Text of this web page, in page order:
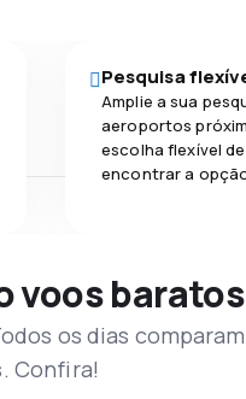
Pesquisa
Amplie a sua
aeroportos
escolha flexível
encontrar a
voos
os dias
Confira!